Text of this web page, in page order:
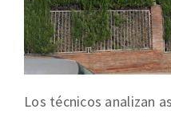
Los técnicos analizan